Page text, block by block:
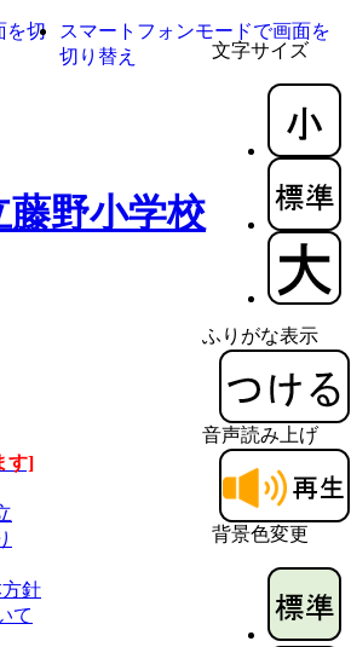
文字サイズ
ふりがな表示
音声読み上げ
背景色変更
を切
スマートフォンモードで画面を
切り替え
野小学校
す]
針
て